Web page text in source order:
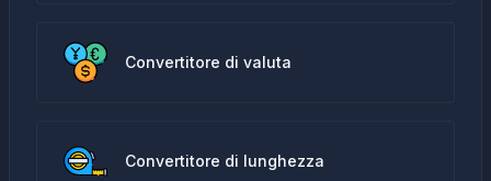
Convertitore di valuta
Convertitore di lunghezza